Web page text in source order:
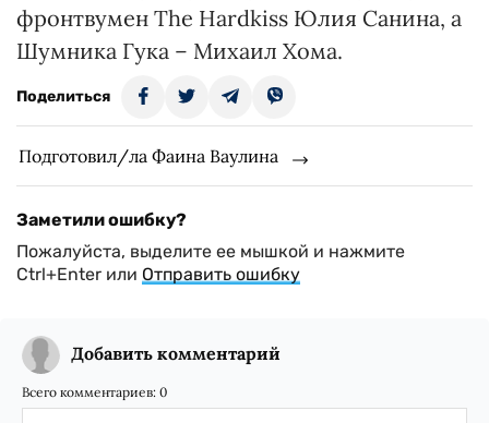
фронтвумен The Hardkiss Юлия Санина, а
Шумника Гука – Михаил Хома.
Поделиться
Подготовил/ла Фаина Ваулина
Заметили ошибку?
Пожалуйста, выделите ее мышкой и нажмите
Ctrl+Enter или Отправить ошибку
Добавить комментарий
Всего комментариев: 0